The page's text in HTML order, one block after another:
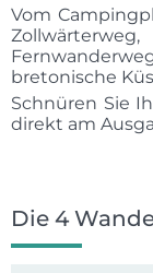
Vom
bretonische
Schnüren Sie
direkt am
Die 4